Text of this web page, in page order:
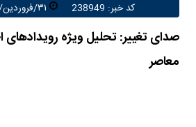
کد خبر: 238949
صدای تغییر: تحلیل ویژه
معاصر